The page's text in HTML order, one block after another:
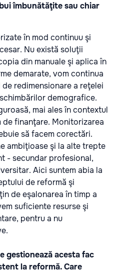
îmbunătăţite sau chiar
în mod continuu şi
Nu există soluţii
din manuale şi aplica în
demarate, vom continua
redimensionare a reţelei
demografice.
mai ales în contextul
de finanţare. Monitorizarea
să facem corectări.
ambiţioase şi la alte trepte
- secundar profesional,
Aici suntem abia la
de reformă şi
de eşalonarea în timp a
suficiente resurse şi
pentru a nu
gestionează acesta fac
la reformă. Care